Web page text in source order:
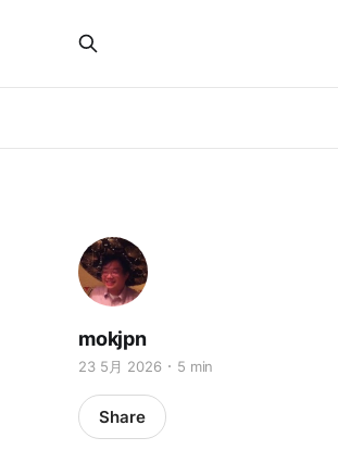
mokjpn
23 5月 2026 5 min
Share